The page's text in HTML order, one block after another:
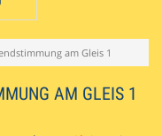
am Gleis 1
AM GLEIS 1